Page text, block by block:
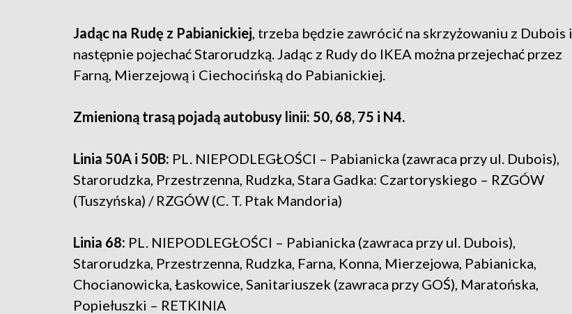
Jadąc na Rudę z Pabianickiej , trzeba będzie zawrócić na skrzyżowaniu z Dubois i
następnie pojechać Starorudzką. Jadąc z Rudy do IKEA można przejechać przez
Farną, Mierzejową i Ciechocińską do Pabianickiej.
Zmienioną trasą pojadą autobusy linii: 50, 68, 75 i N4.
Linia 50A i 50B: PL. NIEPODLEGŁOŚCI – Pabianicka (zawraca przy ul. Dubois),
Starorudzka, Przestrzenna, Rudzka, Stara Gadka: Czartoryskiego – RZGÓW
(Tuszyńska) / RZGÓW (C. T. Ptak Mandoria)
Linia 68: PL. NIEPODLEGŁOŚCI – Pabianicka (zawraca przy ul. Dubois),
Starorudzka, Przestrzenna, Rudzka, Farna, Konna, Mierzejowa, Pabianicka,
Chocianowicka, Łaskowice, Sanitariuszek (zawraca przy GOŚ), Maratońska,
Popiełuszki – RETKINIA